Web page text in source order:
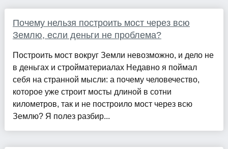
Почему нельзя построить мост через всю
Землю, если деньги не проблема?
Построить мост вокруг Земли невозможно, и дело не
в деньгах и стройматериалах Недавно я поймал
себя на странной мысли: а почему человечество,
которое уже строит мосты длиной в сотни
километров, так и не построило мост через всю
Землю? Я полез разбир...